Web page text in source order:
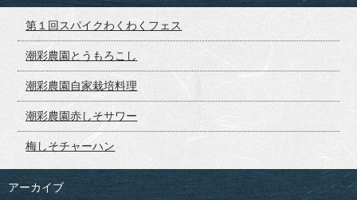
第１回スパイクわくわくフェス
潮彩農園とうもろこし
潮彩農園自家栽培料理
潮彩農園赤しそサワー
梅しそチャーハン
アーカイブ